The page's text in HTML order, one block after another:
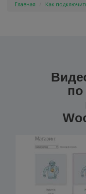
Главная Как
по